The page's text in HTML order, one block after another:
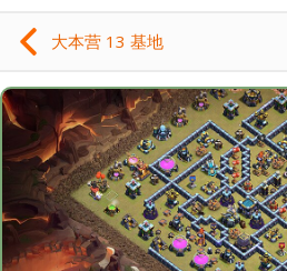
大本营 13 基地